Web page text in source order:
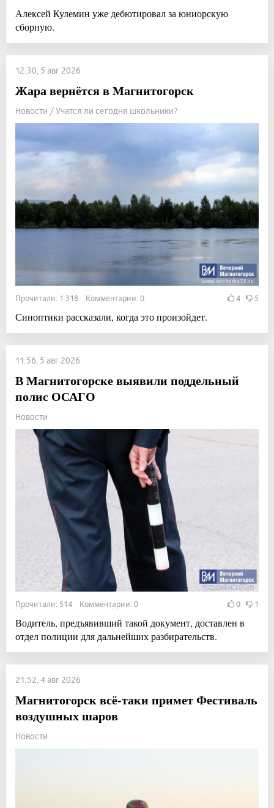
Алексей Кулемин уже дебютировал за юниорскую
сборную.
12:30, 5 авг 2026
Жара вернётся в Магнитогорск
Новости / Учатся ли сегодня школьники?
Прочитали: 1 318 Комментарии: 0 4 5
Синоптики рассказали, когда это произойдет.
11:56, 5 авг 2026
В Магнитогорске выявили поддельный
полис ОСАГО
Новости
Прочитали: 514 Комментарии: 0 0 1
Водитель, предъявивший такой документ, доставлен в
отдел полиции для дальнейших разбирательств.
21:52, 4 авг 2026
Магнитогорск всё-таки примет Фестиваль
воздушных шаров
Новости